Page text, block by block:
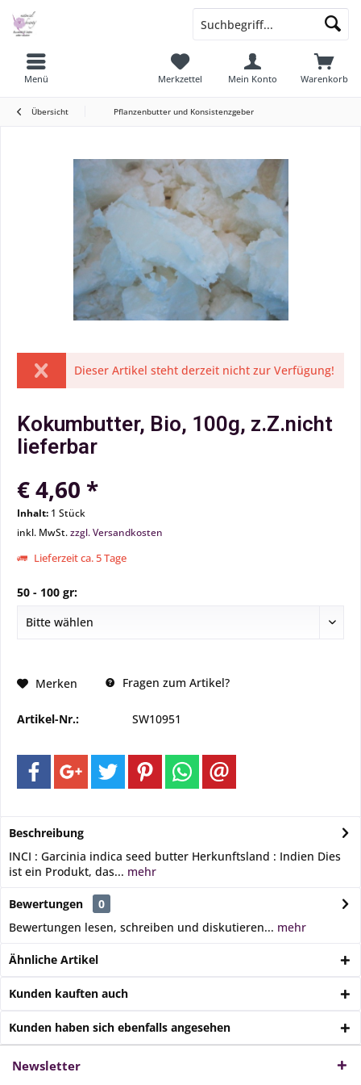
Menü Warenkorb
Merkzettel Mein Konto
Übersicht Pflanzenbutter und Konsistenzgeber
Dieser Artikel steht derzeit nicht zur Verfügung!
Kokumbutter, Bio, 100g, z.Z.nicht
lieferbar
€ 4,60 *
Inhalt: 1 Stück
inkl. MwSt.zzgl. Versandkosten
Lieferzeit ca. 5 Tage
50 - 100 gr:
Merken Fragen zum Artikel?
Artikel-Nr.: SW10951
Beschreibung
INCI : Garcinia indica seed butter Herkunftsland : Indien Dies
ist ein Produkt, das... mehr
Bewertungen
0
Bewertungen lesen, schreiben und diskutieren... mehr
Ähnliche Artikel
Kunden kauften auch
Kunden haben sich ebenfalls angesehen
Newsletter